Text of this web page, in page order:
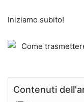
Iniziamo subito!
Contenuti